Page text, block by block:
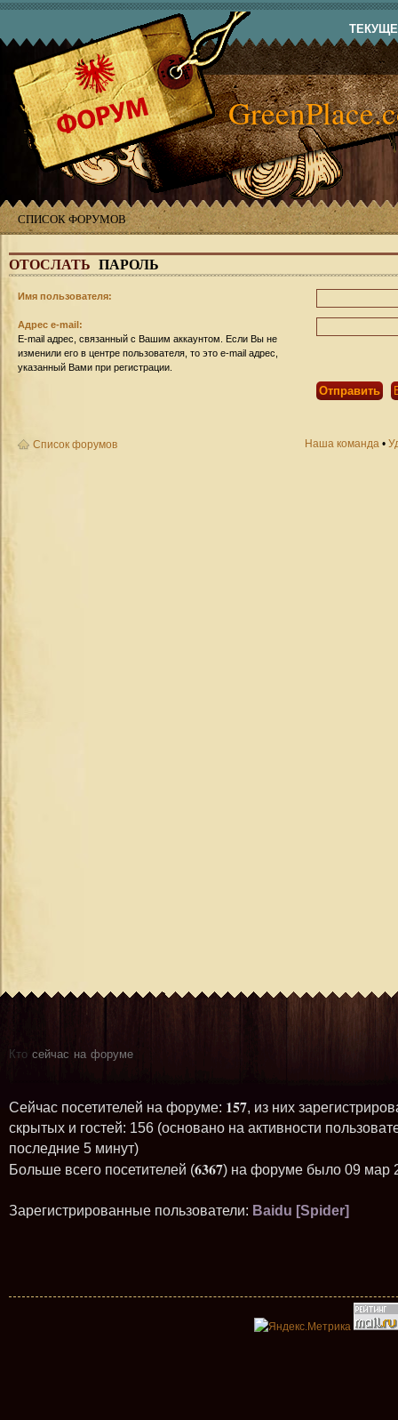
СПИСОК ФОРУМОВ
ОТОСЛАТЬ ПАРОЛЬ
Имя пользователя:
Адрес e-mail:
E-mail адрес, связанный с Вашим аккаунтом. Если Вы не
изменили его в центре пользователя, то это e-mail адрес,
указанный Вами при регистрации.
Список форумов Наша команда •
Кто сейчас на форуме
Сейчас посетителей на форуме: 157, из них
скрытых и гостей: 156 (основано на активности
последние 5 минут)
Больше всего посетителей (6367) на форуме было 09 мар
Зарегистрированные пользователи: Baidu [Spider]